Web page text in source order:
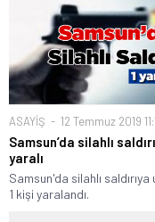
ASAYİŞ 12 Temmuz 2019
Samsun’da silahlı
yaralı
Samsun'da silahlı saldırıya
1 kişi yaralandı.